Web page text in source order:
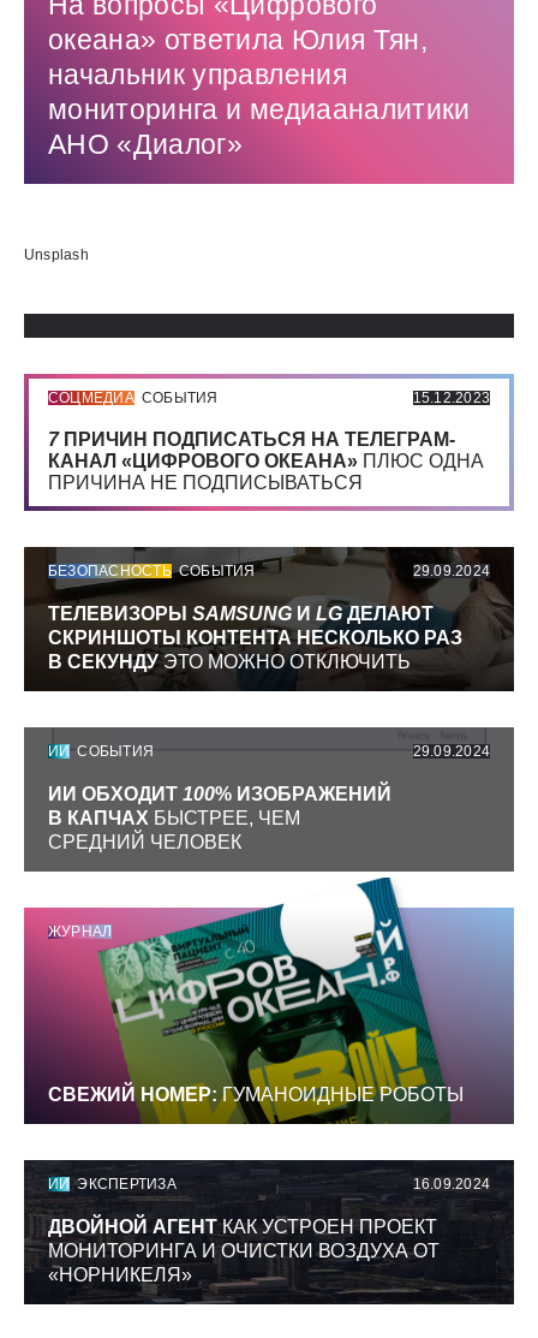
океана» ответила Юлия Тян,
начальник управления
мониторинга и медиааналитики
АНО «Диалог»
Использованные источники:
Unsplash
СОЦМЕДИА СОБЫТИЯ 15.12.2023
7 ПРИЧИН ПОДПИСАТЬСЯ НА ТЕЛЕГРАМ-
КАНАЛ «ЦИФРОВОГО ОКЕАНА» ПЛЮС ОДНА
ПРИЧИНА НЕ ПОДПИСЫВАТЬСЯ
БЕЗОПАСНОСТЬ СОБЫТИЯ 29.09.2024
ТЕЛЕВИЗОРЫ SAMSUNG И LGДЕЛАЮТ
СКРИНШОТЫ КОНТЕНТА НЕСКОЛЬКО РАЗ
В СЕКУНДУЭТО МОЖНО ОТКЛЮЧИТЬ
ИИ СОБЫТИЯ 29.09.2024
ИИ ОБХОДИТ 100% ИЗОБРАЖЕНИЙ
В КАПЧАХ БЫСТРЕЕ, ЧЕМ
СРЕДНИЙ ЧЕЛОВЕК
ЖУРНАЛ
СВЕЖИЙ НОМЕР: ГУМАНОИДНЫЕ РОБОТЫ
ИИ ЭКСПЕРТИЗА 16.09.2024
ДВОЙНОЙ АГЕНТКАК УСТРОЕН ПРОЕКТ
МОНИТОРИНГА И ОЧИСТКИ ВОЗДУХА ОТ
«НОРНИКЕЛЯ»